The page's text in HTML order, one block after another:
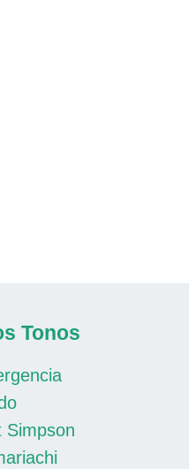
Tonos
Simpson